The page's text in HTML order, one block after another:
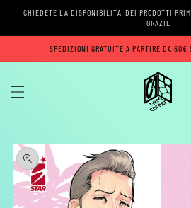
direttamente
CHIEDETE LA DISPONIBILITA' DEI PRODOTTI
GRAZIE
SPEDIZIONI GRATUITE A PARTIRE DA 60€
Passa alle
informazioni
sul prodotto